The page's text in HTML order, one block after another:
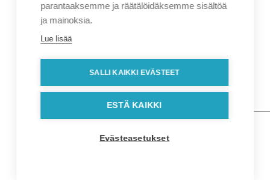
Sähköposti*
Puhelin*
Osoitetiedot
Lähiosoite
Postinumero
parantaaksemme ja räätälöidäksemme sisältöä
ja mainoksia.
Lue lisää
SALLI KAIKKI EVÄSTEET
ESTÄ KAIKKI
Evästeasetukset